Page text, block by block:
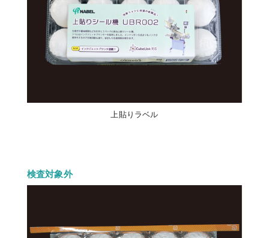
上貼りラベル
検査対象外